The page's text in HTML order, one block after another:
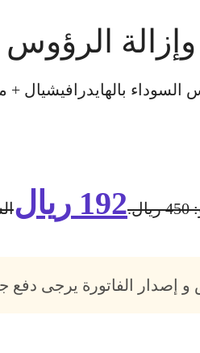
الرؤوس
السوداء
192 ريال
و إصدار الفاتورة يرجى